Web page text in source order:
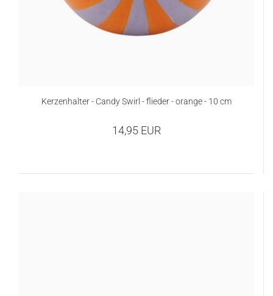
Kerzenhalter - Candy Swirl - flieder - orange - 10 cm
14,95 EUR